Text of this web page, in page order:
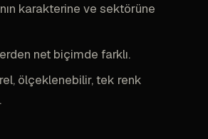
karakterine ve sektörüne
net biçimde farklı.
ölçeklenebilir, tek renk